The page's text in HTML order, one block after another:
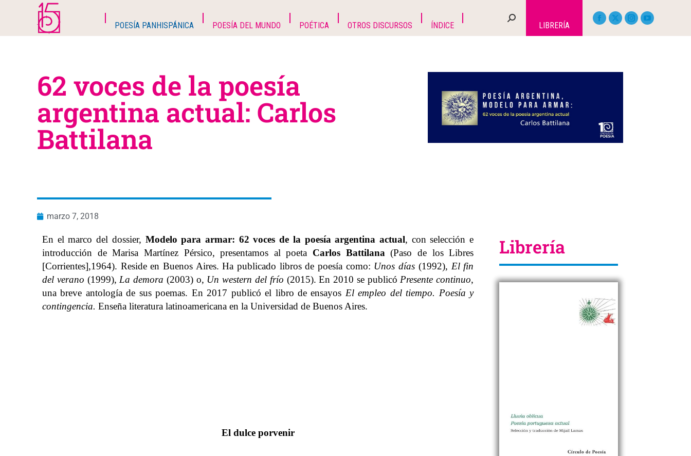
POESÍA PANHISPÁNICA POESÍA DEL MUNDO POÉTICA OTROS DISCURSOS ÍNDICE LIBRERÍA
62 voces de la poesía
argentina actual: Carlos
Battilana
marzo 7, 2018
En el marco del dossier, Modelo para armar: 62 voces de la poesía argentina actual, con selección e
introducción de Marisa Martínez Pérsico, presentamos al poeta Carlos Battilana (Paso de los Libres
[Corrientes],1964). Reside en Buenos Aires. Ha publicado libros de poesía como: Unos días (1992), El fin
del verano (1999), La demora (2003) o, Un western del frío (2015). En 2010 se publicó Presente continuo,
una breve antología de sus poemas. En 2017 publicó el libro de ensayos Elempleo del tiempo. Poesía y
contingencia. Enseña literatura latinoamericana en la Universidad de Buenos Aires.
El dulce porvenir
Librería